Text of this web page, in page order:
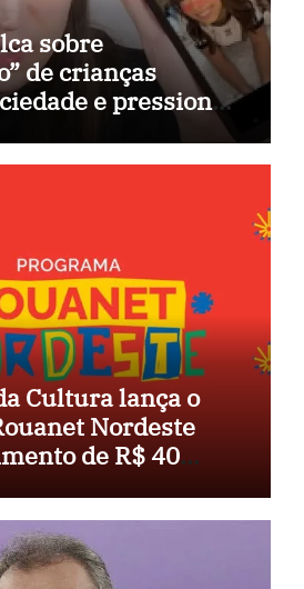
sobre
de crianças
e pressiona
Cultura lança o
Nordeste
de R$ 40